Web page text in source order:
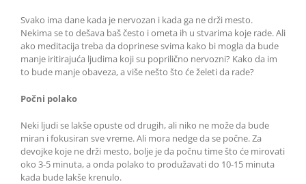
Svako ima dane kada je nervozan i kada ga ne drži mesto.
Nekima se to dešava baš često i ometa ih u stvarima koje rade. Ali
ako meditacija treba da doprinese svima kako bi mogla da bude
manje iritirajuća ljudima koji su poprilično nervozni? Kako da im
to bude manje obaveza, a više nešto što će želeti da rade?
Počni polako
Neki ljudi se lakše opuste od drugih, ali niko ne može da bude
miran i fokusiran sve vreme. Ali mora nedge da se počne. Za
devojke koje ne drži mesto, bolje je da počnu time što će mirovati
oko 3-5 minuta, a onda polako to produžavati do 10-15 minuta
kada bude lakše krenulo.